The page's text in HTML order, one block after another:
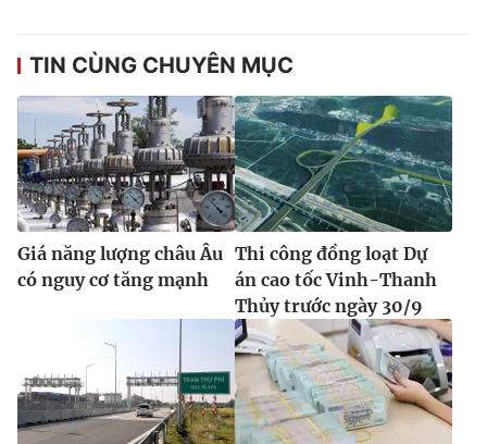
TIN CÙNG CHUYÊN MỤC
Giá năng lượng châu Âu
có nguy cơ tăng mạnh
Thi công đồng loạt Dự
án cao tốc Vinh-Thanh
Thủy trước ngày 30/9